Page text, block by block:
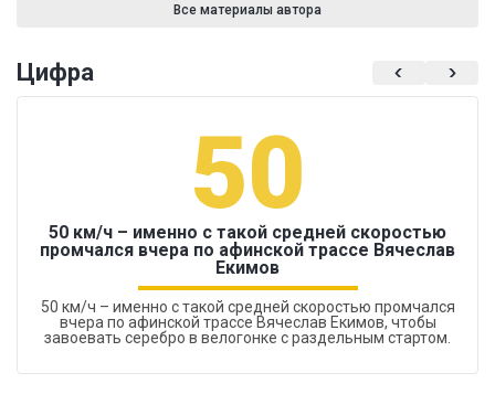
Все материалы автора
Цифра
50
50 км/ч – именно с такой средней скоростью
промчался вчера по афинской трассе Вячеслав
Екимов
50 км/ч – именно с такой средней скоростью промчался
вчера по афинской трассе Вячеслав Екимов, чтобы
завоевать серебро в велогонке с раздельным стартом.